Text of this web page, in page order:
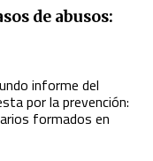
de abusos:
informe del
por la prevención:
formados en